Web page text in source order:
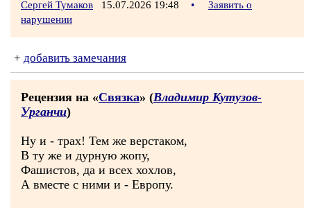
Сергей Тумаков 15.07.2026 19:48 •
Заявить о
нарушении
+ добавить замечания
Рецензия на «Связка» (Владимир Кутузов-
Урганчи)
Ну и - трах! Тем же верстаком,
В ту же и дурную жопу,
Фашистов, да и всех хохлов,
А вместе с ними и - Европу.